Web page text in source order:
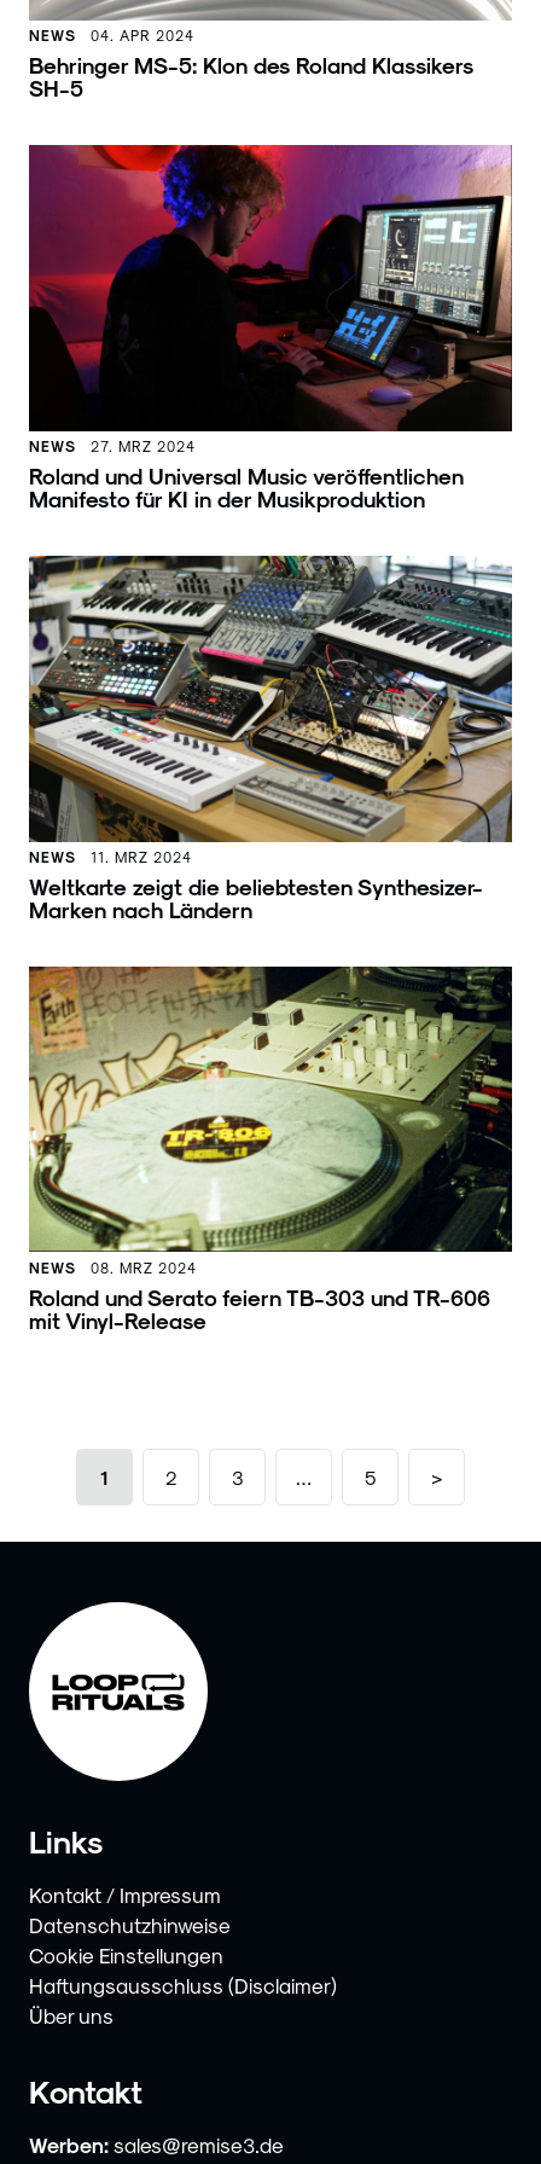
NEWS 04. APR 2024
Behringer MS-5: Klon des Roland Klassikers
SH-5
NEWS 27. MRZ 2024
Roland und Universal Music veröffentlichen
Manifesto für KI in der Musikproduktion
NEWS 11. MRZ 2024
Weltkarte zeigt die beliebtesten Synthesizer-
Marken nach Ländern
NEWS 08. MRZ 2024
Roland und Serato feiern TB-303 und TR-606
mit Vinyl-Release
1 2 3 … 5 >
Links
Kontakt / Impressum
Datenschutzhinweise
Cookie Einstellungen
Haftungsausschluss (Disclaimer)
Über uns
Kontakt
Werben: sales@remise3.de